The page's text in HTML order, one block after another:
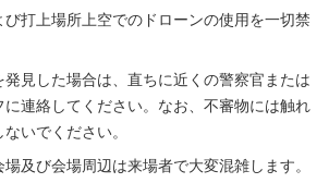
打上場所上空でのドローンの使用を一切禁
見した場合は、直ちに近くの警察官または
に連絡してください。なお、不審物には触れ
いでください。
及び会場周辺は来場者で大変混雑します。